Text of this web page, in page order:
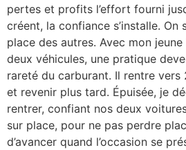
pertes et profits l’effort fourni
créent, la confiance s’installe. On
place des autres. Avec mon
deux véhicules, une pratique
rareté du carburant. Il rentre vers
et revenir plus tard. Épuisée, je
rentrer, confiant nos deux
sur place, pour ne pas perdre
d’avancer quand l’occasion se